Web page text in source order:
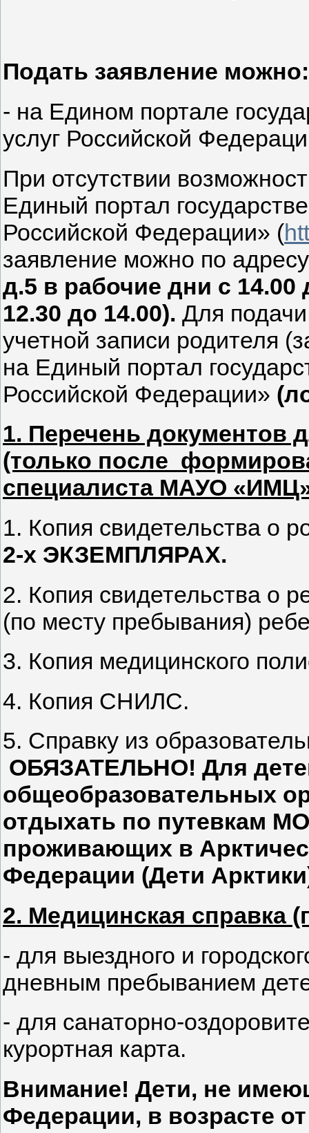
Подать заявление можно:
- на Едином портале
услуг Российской
При отсутствии
Единый портал
Российской Федерации» (
заявление можно по
д.5 в рабочие дни с
12.30 до 14.00). Для
учетной записи родителя
на Единый портал
Российской Федерации»
1. Перечень документов
(только после
специалиста МАУО
1. Копия свидетельства о
2-х ЭКЗЕМПЛЯРАХ.
2. Копия свидетельства о
(по месту пребывания)
3. Копия медицинского
4. Копия СНИЛС.
5. Справку из
ОБЯЗАТЕЛЬНО! Для
общеобразовательных
отдыхать по путевкам
проживающих в
Федерации (Дети
2. Медицинская справка
- для выездного и
дневным пребыванием
- для санаторно-
курортная карта.
Внимание! Дети, не
Федерации, в возрасте